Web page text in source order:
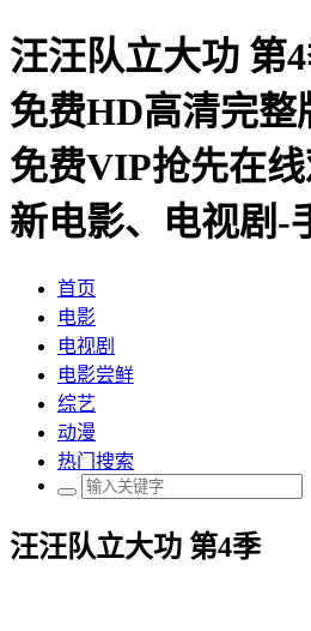
汪汪队立大功 第
免费HD高清完整
免费VIP抢先在
新电影、电视剧-
首页
电影
电视剧
电影尝鲜
综艺
动漫
热门搜索
汪汪队立大功 第4季